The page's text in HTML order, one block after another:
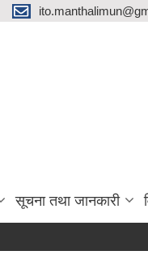
सूचना तथा जानकारी